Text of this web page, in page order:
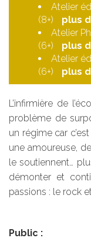
Atelier
(8+)
plus
Atelier
(6+)
plus
Atelier
(6+)
plus
L’infirmière de
problème de
un régime car
une amoureuse,
le soutiennent…
démonter et
passions : le rock
Public :